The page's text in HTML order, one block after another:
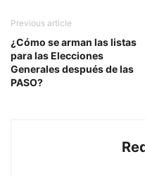
Previous article
¿Cómo se arman las listas
para las Elecciones
Generales después de las
PASO?